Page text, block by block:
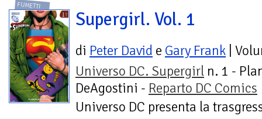
FUMETTI
Supergirl. Vol. 1
di Peter David e Gary Frank |
Universo DC. Supergirl n. 1 -
DeAgostini - Reparto DC Comics
Universo DC presenta la